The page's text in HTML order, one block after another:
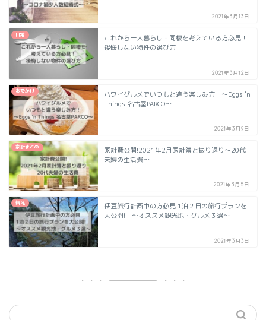
2021年3月13日
日常
これから一人暮らし・同棲を考えている方必見！
後悔しない物件の選び方
2021年3月12日
おでかけ
ハワイグルメでいつもと違う楽しみ方！～Eggs 'n
Things 名古屋PARCO～
2021年3月9日
家計まとめ
家計費公開!2021年2月家計簿と振り返り～20代
夫婦の生活費～
2021年3月5日
観光
伊豆旅行計画中の方必見 1泊２日の旅行プランを
大公開! ～オススメ観光地・グルメ３選～
2021年3月3日